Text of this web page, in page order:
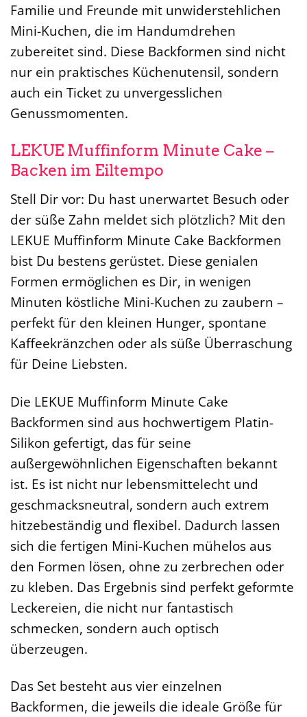
Familie und Freunde mit unwiderstehlichen
Mini-Kuchen, die im Handumdrehen
zubereitet sind. Diese Backformen sind nicht
nur ein praktisches Küchenutensil, sondern
auch ein Ticket zu unvergesslichen
Genussmomenten.
LEKUE Muffinform Minute Cake –
Backen im Eiltempo
Stell Dir vor: Du hast unerwartet Besuch oder
der süße Zahn meldet sich plötzlich? Mit den
LEKUE Muffinform Minute Cake Backformen
bist Du bestens gerüstet. Diese genialen
Formen ermöglichen es Dir, in wenigen
Minuten köstliche Mini-Kuchen zu zaubern –
perfekt für den kleinen Hunger, spontane
Kaffeekränzchen oder als süße Überraschung
für Deine Liebsten.
Die LEKUE Muffinform Minute Cake
Backformen sind aus hochwertigem Platin-
Silikon gefertigt, das für seine
außergewöhnlichen Eigenschaften bekannt
ist. Es ist nicht nur lebensmittelecht und
geschmacksneutral, sondern auch extrem
hitzebeständig und flexibel. Dadurch lassen
sich die fertigen Mini-Kuchen mühelos aus
den Formen lösen, ohne zu zerbrechen oder
zu kleben. Das Ergebnis sind perfekt geformte
Leckereien, die nicht nur fantastisch
schmecken, sondern auch optisch
überzeugen.
Das Set besteht aus vier einzelnen
Backformen, die jeweils die ideale Größe für